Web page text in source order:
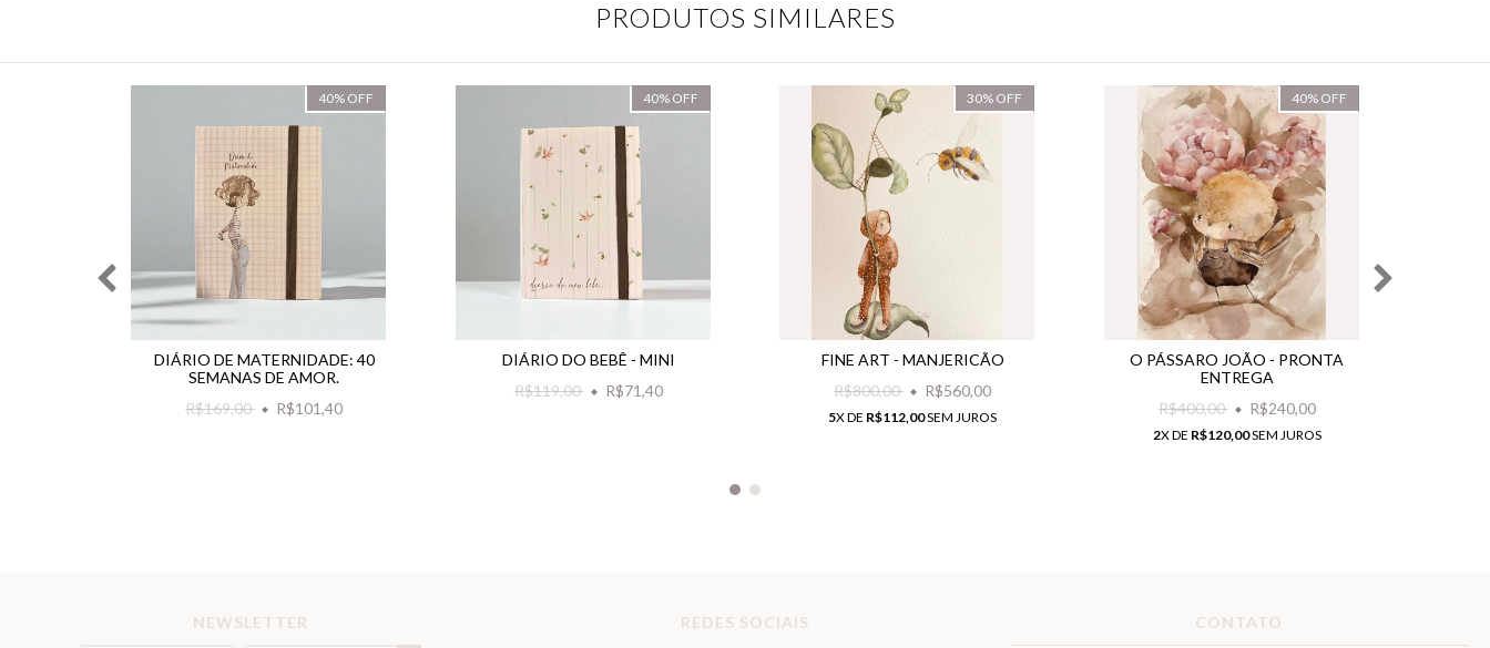
PRODUTOS SIMILARES
40% OFF
DIÁRIO DE MATERNIDADE: 40
SEMANAS DE AMOR.
R$169,00
R$101,40
40% OFF
DIÁRIO DO BEBÊ - MINI
R$119,00
R$71,40
30% OFF
FINE ART - MANJERICÃO
R$800,00
R$560,00
5X DE R$112,00SEM JUROS
40% OFF
O PÁSSARO JOÃO - PRONTA
ENTREGA
R$400,00
R$240,00
2X DE R$120,00SEM JUROS
NEWSLETTER REDES SOCIAIS CONTATO